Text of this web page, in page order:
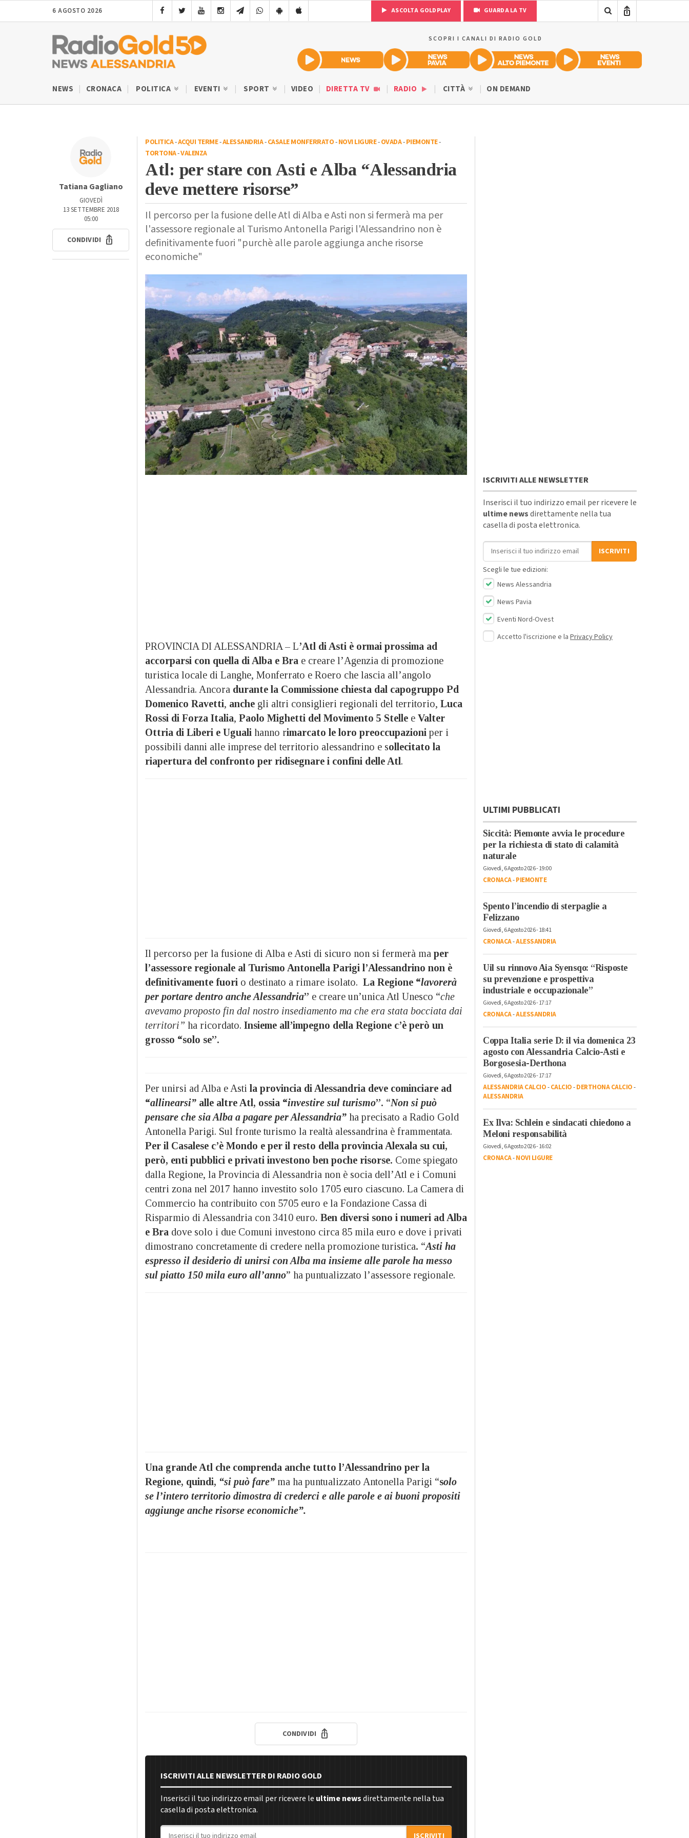
6 AGOSTO 2026 ASCOLTA GOLDPLAY GUARDA LA TV
SCOPRI I CANALI DI RADIO GOLD
NEWS CRONACA POLITICA EVENTI SPORT VIDEO DIRETTA TV RADIO CITTÀ ON DEMAND
Tatiana Gagliano
GIOVEDÌ
13 SETTEMBRE 2018
05:00
CONDIVIDI
POLITICA-ACQUI TERME-ALESSANDRIA-CASALE MONFERRATO-NOVI LIGURE-OVADA-PIEMONTE-
TORTONA-VALENZA
Atl: per stare con Asti e Alba “Alessandria
deve mettere risorse”
Il percorso per la fusione delle Atl di Alba e Asti non si fermerà ma per
l'assessore regionale al Turismo Antonella Parigi l'Alessandrino non è
definitivamente fuori "purchè alle parole aggiunga anche risorse
economiche"
PROVINCIA DI ALESSANDRIA – L’Atl di Asti è ormai prossima ad
accorparsi con quella di Alba e Bra e creare l’Agenzia di promozione
turistica locale di Langhe, Monferrato e Roero che lascia all’angolo
Alessandria. Ancora durante la Commissione chiesta dal capogruppo Pd
Domenico Ravetti, anche gli altri consiglieri regionali del territorio, Luca
Rossi di Forza Italia, Paolo Mighetti del Movimento 5 Stelle e Valter
Ottria di Liberi e Uguali hanno rimarcato le loro preoccupazioni per i
possibili danni alle imprese del territorio alessandrino e sollecitato la
riapertura del confronto per ridisegnare i confini delle Atl.
Il percorso per la fusione di Alba e Asti di sicuro non si fermerà ma per
l’assessore regionale al Turismo Antonella Parigi l’Alessandrino non è
definitivamente fuori o destinato a rimare isolato. La Regione “lavorerà
per portare dentro anche Alessandria” e creare un’unica Atl Unesco “che
avevamo proposto fin dal nostro insediamento ma che era stata bocciata dai
territori” ha ricordato. Insieme all’impegno della Regione c’è però un
grosso “solo se”.
Per unirsi ad Alba e Asti la provincia di Alessandria deve cominciare ad
“allinearsi” alle altre Atl, ossia “investire sul turismo”. “Non si può
pensare che sia Alba a pagare per Alessandria” ha precisato a Radio Gold
Antonella Parigi. Sul fronte turismo la realtà alessandrina è frammentata.
Per il Casalese c’è Mondo e per il resto della provincia Alexala su cui,
però, enti pubblici e privati investono ben poche risorse. Come spiegato
dalla Regione, la Provincia di Alessandria non è socia dell’Atl e i Comuni
centri zona nel 2017 hanno investito solo 1705 euro ciascuno. La Camera di
Commercio ha contribuito con 5705 euro e la Fondazione Cassa di
Risparmio di Alessandria con 3410 euro. Ben diversi sono i numeri ad Alba
e Bra dove solo i due Comuni investono circa 85 mila euro e dove i privati
dimostrano concretamente di credere nella promozione turistica. “Asti ha
espresso il desiderio di unirsi con Alba ma insieme alle parole ha messo
sul piatto 150 mila euro all’anno” ha puntualizzato l’assessore regionale.
Una grande Atl che comprenda anche tutto l’Alessandrino per la
Regione, quindi, “si può fare” ma ha puntualizzato Antonella Parigi “solo
se l’intero territorio dimostra di crederci e alle parole e ai buoni propositi
aggiunge anche risorse economiche”.
CONDIVIDI
ISCRIVITI ALLE NEWSLETTER DI RADIO GOLD
Inserisci il tuo indirizzo email per ricevere le ultime newsdirettamente nella tua
casella di posta elettronica.
Indirizzo email
ISCRIVITI
ISCRIVITI ALLE NEWSLETTER
Inserisci il tuo indirizzo email per ricevere le
ultime newsdirettamente nella tua
casella di posta elettronica.
Indirizzo email
ISCRIVITI
Scegli le tue edizioni:
News Alessandria
News Pavia
Eventi Nord-Ovest
Accetto l'iscrizione e la Privacy Policy
ULTIMI PUBBLICATI
Siccità: Piemonte avvia le procedure
per la richiesta di stato di calamità
naturale
Giovedì, 6 Agosto 2026 - 19:00
CRONACA-PIEMONTE
Spento l’incendio di sterpaglie a
Felizzano
Giovedì, 6 Agosto 2026 - 18:41
CRONACA-ALESSANDRIA
Uil su rinnovo Aia Syensqo: “Risposte
su prevenzione e prospettiva
industriale e occupazionale”
Giovedì, 6 Agosto 2026 - 17:17
CRONACA-ALESSANDRIA
Coppa Italia serie D: il via domenica 23
agosto con Alessandria Calcio-Asti e
Borgosesia-Derthona
Giovedì, 6 Agosto 2026 - 17:17
ALESSANDRIA CALCIO-CALCIO-DERTHONA CALCIO-
ALESSANDRIA
Ex Ilva: Schlein e sindacati chiedono a
Meloni responsabilità
Giovedì, 6 Agosto 2026 - 16:02
CRONACA-NOVI LIGURE